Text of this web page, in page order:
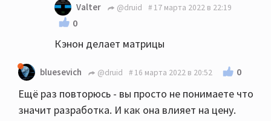
Valter @druid 17 марта 2022 в 22:19
0
Кэнон делает матрицы
bluesevich @druid 16 марта 2022 в 20:52 0
Ещё раз повторюсь - вы просто не понимаете что
значит разработка. И как она влияет на цену.